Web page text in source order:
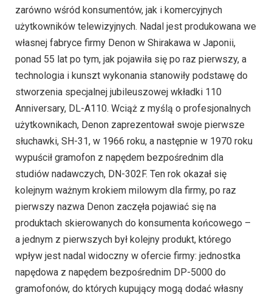
zarówno wśród konsumentów, jak i komercyjnych
użytkowników telewizyjnych. Nadal jest produkowana we
własnej fabryce firmy Denon w Shirakawa w Japonii,
ponad 55 lat po tym, jak pojawiła się po raz pierwszy, a
technologia i kunszt wykonania stanowiły podstawę do
stworzenia specjalnej jubileuszowej wkładki 110
Anniversary, DL-A110. Wciąż z myślą o profesjonalnych
użytkownikach, Denon zaprezentował swoje pierwsze
słuchawki, SH-31, w 1966 roku, a następnie w 1970 roku
wypuścił gramofon z napędem bezpośrednim dla
studiów nadawczych, DN-302F. Ten rok okazał się
kolejnym ważnym krokiem milowym dla firmy, po raz
pierwszy nazwa Denon zaczęła pojawiać się na
produktach skierowanych do konsumenta końcowego –
a jednym z pierwszych był kolejny produkt, którego
wpływ jest nadal widoczny w ofercie firmy: jednostka
napędowa z napędem bezpośrednim DP-5000 do
gramofonów, do których kupujący mogą dodać własny